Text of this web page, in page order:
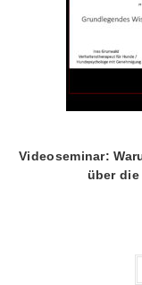
Videoseminar:
über die